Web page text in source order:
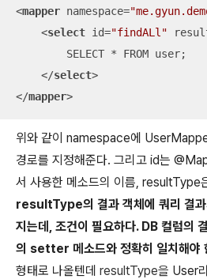
<mapper namespace=
<select id="findALl"
        SELECT * FROM user;
</select>
</mapper>
위와 같이 namespace에
경로를 지정해준다. 그리고 id는
서 사용한 메소드의 이름, resultType
resultType의 결과 객체에 쿼리 결과
지는데, 조건이 필요하다. DB 컬럼
의 setter 메소드와 정확히 일치해야
형태로 나올텐데 resultType을 User